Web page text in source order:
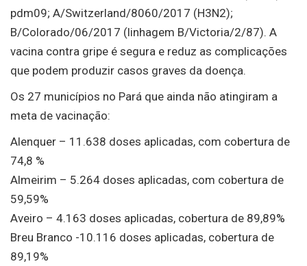
pdm09; A/Switzerland/8060/2017 (H3N2);
B/Colorado/06/2017 (linhagem B/Victoria/2/87). A
vacina contra gripe é segura e reduz as complicações
que podem produzir casos graves da doença.
Os 27 municípios no Pará que ainda não atingiram a
meta de vacinação:
Alenquer – 11.638 doses aplicadas, com cobertura de
74,8 %
Almeirim – 5.264 doses aplicadas, com cobertura de
59,59%
Aveiro – 4.163 doses aplicadas, cobertura de 89,89%
Breu Branco -10.116 doses aplicadas, cobertura de
89,19%